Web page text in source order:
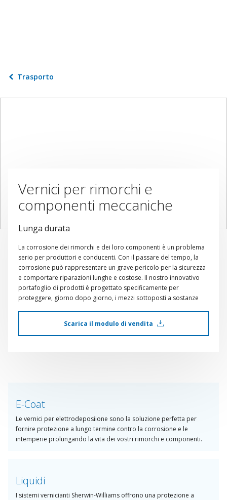
Trasporto
Vernici per rimorchi e
componenti meccaniche
Lunga durata
La corrosione dei rimorchi e dei loro componenti è un problema
serio per produttori e conducenti. Con il passare del tempo, la
corrosione può rappresentare un grave pericolo per la sicurezza
e comportare riparazioni lunghe e costose. Il nostro innovativo
portafoglio di prodotti è progettato specificamente per
proteggere, giorno dopo giorno, i mezzi sottoposti a sostanze
con i leader del settore per comprenderne le esigenze in costante
cambiamento e garantire che le vernici, sia liquide che in polvere,
continuino a durare per tutti i chilometri che i vostri veicoli
Scarica il modulo di vendita
E-Coat
Le vernici per elettrodeposiione sono la soluzione perfetta per
fornire protezione a lungo termine contro la corrosione e le
intemperie prolungando la vita dei vostri rimorchi e componenti.
Liquidi
I sistemi vernicianti Sherwin-Williams offrono una protezione a